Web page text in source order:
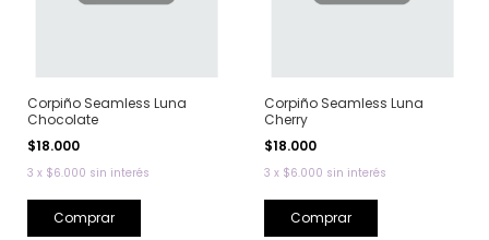
Corpiño Seamless Luna
Chocolate
$18.000
3 x $6.000 sin interés
Comprar
Corpiño Seamless Luna
Cherry
$18.000
3 x $6.000 sin interés
Comprar